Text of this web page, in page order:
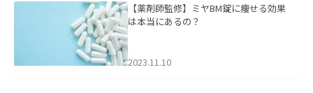
【薬剤師監修】ミヤBM錠に痩せる効果
は本当にあるの？
2023.11.10